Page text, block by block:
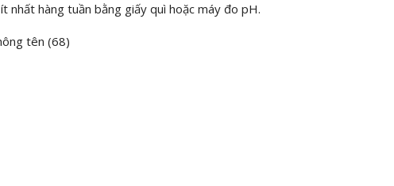
nhất hàng tuần bằng giấy quì hoặc máy đo pH.